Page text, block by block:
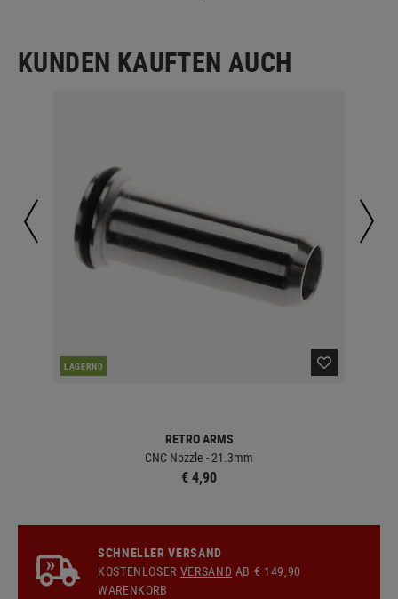
KUNDEN KAUFTEN AUCH
LAGERND
RETRO ARMS
CNC Nozzle - 21.3mm
€ 4,90
SCHNELLER VERSAND
KOSTENLOSER VERSAND AB € 149,90
WARENKORB